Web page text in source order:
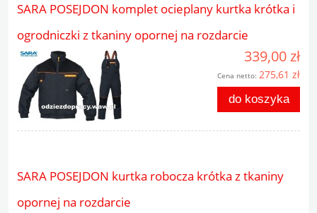
SARA POSEJDON komplet ocieplany kurtka krótka i
ogrodniczki z tkaniny opornej na rozdarcie
339,00 zł
Cena netto: 275,61 zł
do koszyka
SARA POSEJDON kurtka robocza krótka z tkaniny
opornej na rozdarcie